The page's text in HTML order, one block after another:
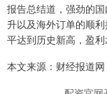
报告总结道，强劲的
升以及海外订单的顺
平达到历史新高，盈利
本文来源：财经报道网